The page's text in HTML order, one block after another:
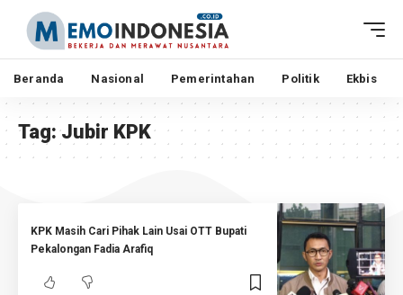
Beranda Nasional Pemerintahan Politik Ekbis
Tag:Jubir KPK
KPK Masih Cari Pihak Lain Usai OTT Bupati
Pekalongan Fadia Arafiq